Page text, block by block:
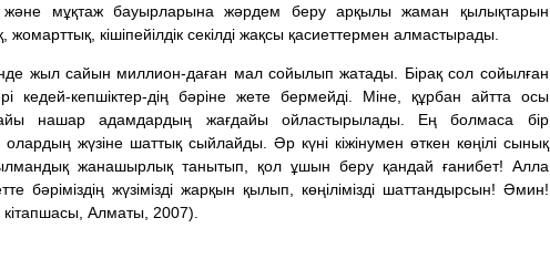
және мұқтаж бауырларына жәрдем беру арқылы жаман қылықтарын
кішіпейілдік секілді жақсы қасиеттермен алмастырады.
жыл сайын миллион-даған мал сойылып жатады. Бірақ сол сойылған
кедей-кепшіктер-дің бәріне жете бермейді. Міне, құрбан айтта осы
нашар адамдардың жағдайы ойластырылады. Ең болмаса бір
жүзіне шаттық сыйлайды. Әр күні кіжінумен өткен көңілі сынық
жанашырлық танытып, қол ұшын беру қандай ғанибет! Алла
бәріміздің жүзімізді жарқын қылып, көңілімізді шаттандырсын! Әмин!
кітапшасы, Алматы, 2007).